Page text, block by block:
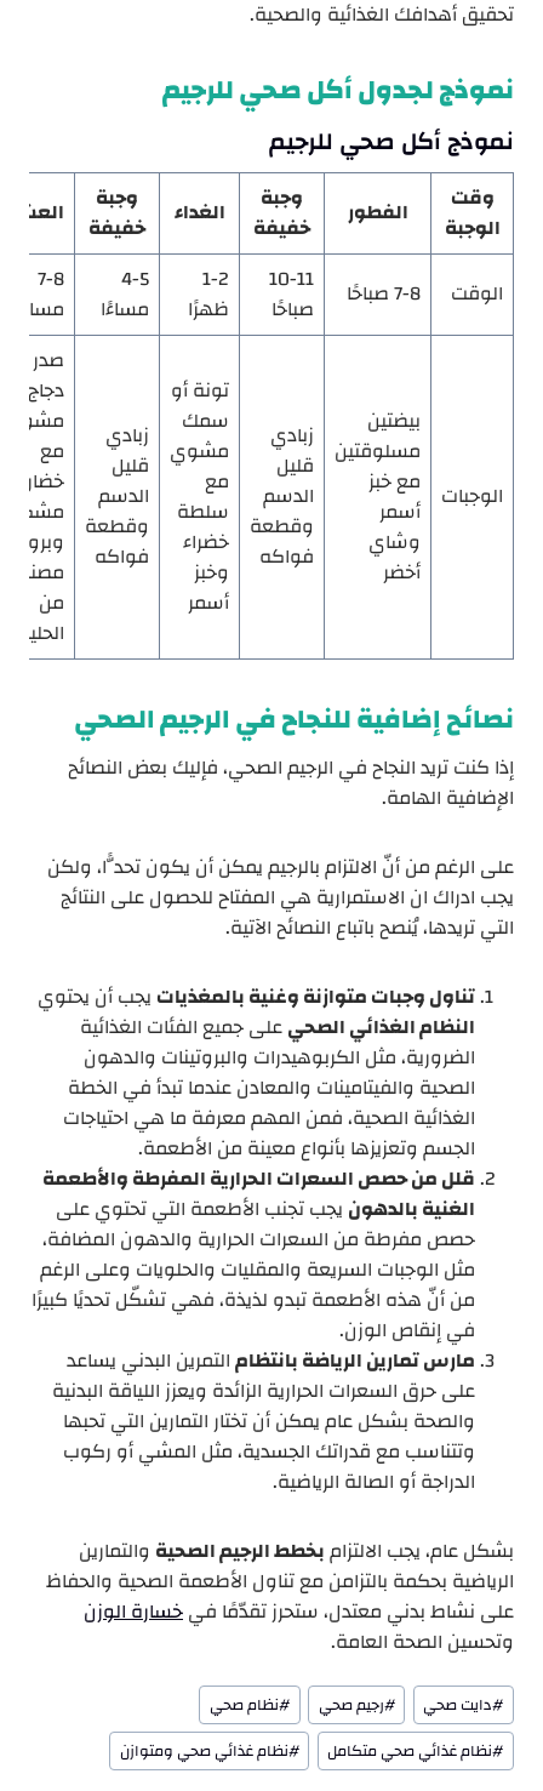
تحقيق أهدافك الغذائية والصحية.
نموذج لجدول أكل صحي للرجيم
نموذج أكل صحي للرجيم
وقت
الوجبة
الفطور
وجبة
خفيفة
الغداء
وجبة
خفيفة
العشاء
الوقت 7-8 صباحًا
10-11
صباحًا
1-2
ظهرًا
4-5
مساءًا
7-8
مساءًا
الوجبات
بيضتين
مسلوقتين
مع خبز
أسمر
وشاي
أخضر
زبادي
قليل
الدسم
وقطعة
فواكه
تونة أو
سمك
مشوي
مع
سلطة
خضراء
وخبز
أسمر
زبادي
قليل
الدسم
وقطعة
فواكه
صدر
دجاج
مشوي
مع
خضار
مشكلة
وبروتين
مصنوع
من
الحليب
نصائح إضافية للنجاح في الرجيم الصحي
إذا كنت تريد النجاح في الرجيم الصحي، فإليك بعض النصائح
الإضافية الهامة.
على الرغم من أنّ الالتزام بالرجيم يمكن أن يكون تحدًّا، ولكن
يجب ادراك ان الاستمرارية هي المفتاح للحصول على النتائج
التي تريدها، يُنصح باتباع النصائح الآتية.
تناول وجبات متوازنة وغنية بالمغذيات يجب أن يحتوي
النظام الغذائي الصحيعلى جميع الفئات الغذائية
الضرورية، مثل الكربوهيدرات والبروتينات والدهون
الصحية والفيتامينات والمعادن عندما تبدأ في الخطة
الغذائية الصحية، فمن المهم معرفة ما هي احتياجات
الجسم وتعزيزها بأنواع معينة من الأطعمة.
قلل من حصص السعرات الحرارية المفرطة والأطعمة
الغنية بالدهون يجب تجنب الأطعمة التي تحتوي على
حصص مفرطة من السعرات الحرارية والدهون المضافة،
مثل الوجبات السريعة والمقليات والحلويات وعلى الرغم
من أنّ هذه الأطعمة تبدو لذيذة، فهي تشكّل تحديًا كبيرًا
في إنقاص الوزن.
مارس تمارين الرياضة بانتظامالتمرين البدني يساعد
على حرق السعرات الحرارية الزائدة ويعزز اللياقة البدنية
والصحة بشكل عام يمكن أن تختار التمارين التي تحبها
وتتناسب مع قدراتك الجسدية، مثل المشي أو ركوب
الدراجة أو الصالة الرياضية.
بشكل عام، يجب الالتزامبخطط الرجيم الصحية والتمارين
الرياضية بحكمة بالتزامن مع تناول الأطعمة الصحية والحفاظ
على نشاط بدني معتدل، ستحرز تقدّمًا فيخسارة الوزن
وتحسين الصحة العامة.
وسوم
المقال:
#دايت صحي #رجيم صحي #نظام صحي
#نظام غذائي صحي متكامل #نظام غذائي صحي ومتوازن